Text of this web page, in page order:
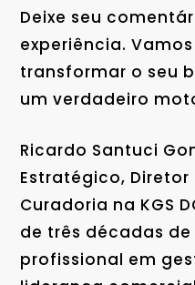
Deixe seu
experiência.
transformar o seu
um verdadeiro
Ricardo Santuci
Estratégico,
Curadoria na KGS
de três décadas
profissional em